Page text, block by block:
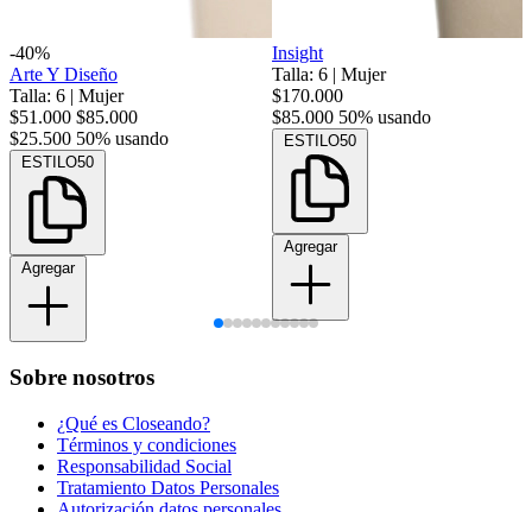
-40%
Arte Y Diseño
Talla: 6 | Mujer
$51.000 $85.000
$25.500 50% usando
ESTILO50
Agregar
Insight
Talla: 6 | Mujer
$170.000
$85.000 50% usando
ESTILO50
Agregar
Sobre nosotros
¿Qué es Closeando?
Términos y condiciones
Responsabilidad Social
Tratamiento Datos Personales